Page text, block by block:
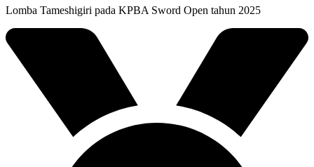
Lomba Tameshigiri pada KPBA Sword Open tahun 2025